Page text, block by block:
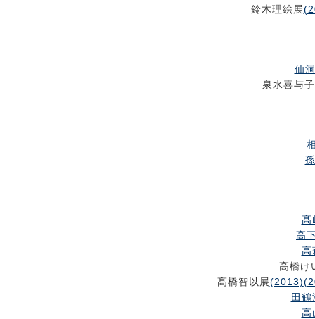
鈴木理絵展
仙
泉水喜与
髙
高
高
高橋け
髙橋智以展(2013)
田
高